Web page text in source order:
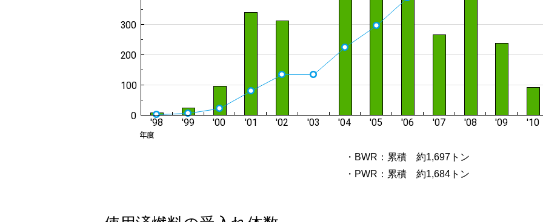
・BWR：累積 約1,697トン
・PWR：累積 約1,684トン